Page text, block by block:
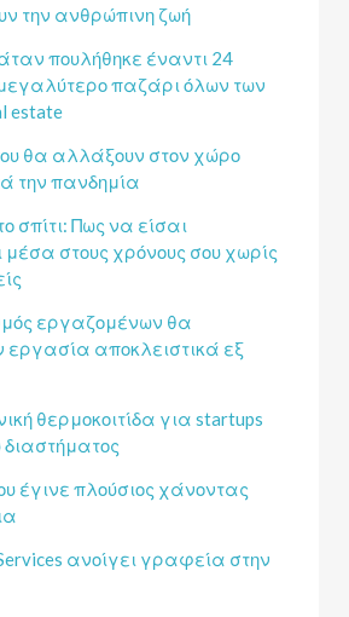
την ανθρώπινη ζωή
πουλήθηκε έναντι 24
παζάρι όλων των
estate
θα αλλάξουν στον χώρο
την πανδημία
σπίτι: Πως να είσαι
μέσα στους χρόνους σου χωρίς
εργαζομένων θα
εργασία αποκλειστικά εξ
θερμοκοιτίδα για startups
διαστήματος
έγινε πλούσιος χάνοντας
ανοίγει γραφεία στην